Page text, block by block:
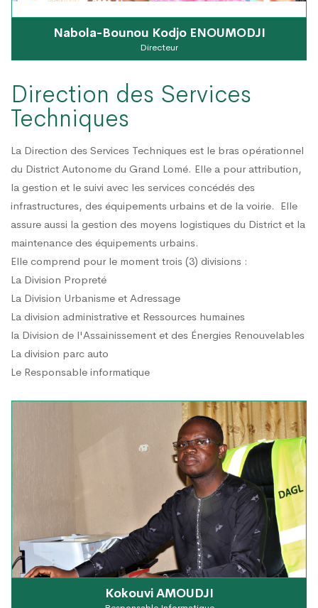
Nabola-Bounou Kodjo ENOUMODJI
Directeur
Direction des Services
Techniques
La Direction des Services Techniques est le bras opérationnel
du District Autonome du Grand Lomé. Elle a pour attribution,
la gestion et le suivi avec les services concédés des
infrastructures, des équipements urbains et de la voirie. Elle
assure aussi la gestion des moyens logistiques du District et la
maintenance des équipements urbains.
Elle comprend pour le moment trois (3) divisions :
La Division Propreté
La Division Urbanisme et Adressage
La division administrative et Ressources humaines
la Division de l'Assainissement et des Énergies Renouvelables
La division parc auto
Le Responsable informatique
Kokouvi AMOUDJI